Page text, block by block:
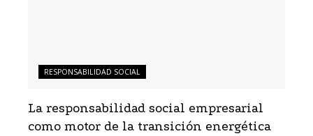
RESPONSABILIDAD SOCIAL
La responsabilidad social empresarial
como motor de la transición energética